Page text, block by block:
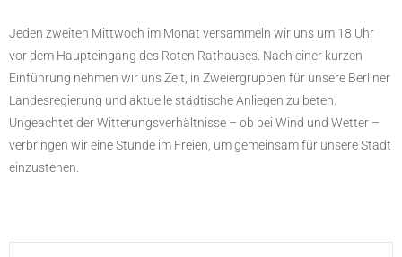
Jeden zweiten Mittwoch im Monat versammeln wir uns um 18 Uhr
vor dem Haupteingang des Roten Rathauses. Nach einer kurzen
Einführung nehmen wir uns Zeit, in Zweiergruppen für unsere Berliner
Landesregierung und aktuelle städtische Anliegen zu beten.
Ungeachtet der Witterungsverhältnisse – ob bei Wind und Wetter –
verbringen wir eine Stunde im Freien, um gemeinsam für unsere Stadt
einzustehen.